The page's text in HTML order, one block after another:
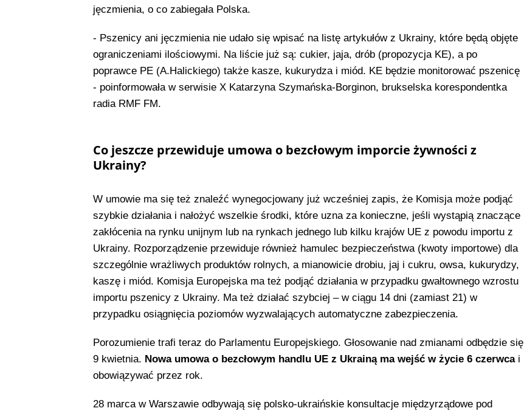
jęczmienia, o co zabiegała Polska.
- Pszenicy ani jęczmienia nie udało się wpisać na listę artykułów z Ukrainy, które będą objęte
ograniczeniami ilościowymi. Na liście już są: cukier, jaja, drób (propozycja KE), a po
poprawce PE (A.Halickiego) także kasze, kukurydza i miód. KE będzie monitorować pszenicę
- poinformowała w serwisie X Katarzyna Szymańska-Borginon, brukselska korespondentka
radia RMF FM.
Co jeszcze przewiduje umowa o bezcłowym imporcie żywności z
Ukrainy?
W umowie ma się też znaleźć wynegocjowany już wcześniej zapis, że Komisja może podjąć
szybkie działania i nałożyć wszelkie środki, które uzna za konieczne, jeśli wystąpią znaczące
zakłócenia na rynku unijnym lub na rynkach jednego lub kilku krajów UE z powodu importu z
Ukrainy. Rozporządzenie przewiduje również hamulec bezpieczeństwa (kwoty importowe) dla
szczególnie wrażliwych produktów rolnych, a mianowicie drobiu, jaj i cukru, owsa, kukurydzy,
kaszę i miód. Komisja Europejska ma też podjąć działania w przypadku gwałtownego wzrostu
importu pszenicy z Ukrainy. Ma też działać szybciej – w ciągu 14 dni (zamiast 21) w
przypadku osiągnięcia poziomów wyzwalających automatyczne zabezpieczenia.
Porozumienie trafi teraz do Parlamentu Europejskiego. Głosowanie nad zmianami odbędzie się
9 kwietnia. Nowa umowa o bezcłowym handlu UE z Ukrainą ma wejść w życie 6 czerwcai
obowiązywać przez rok.
28 marca w Warszawie odbywają się polsko-ukraińskie konsultacje międzyrządowe pod